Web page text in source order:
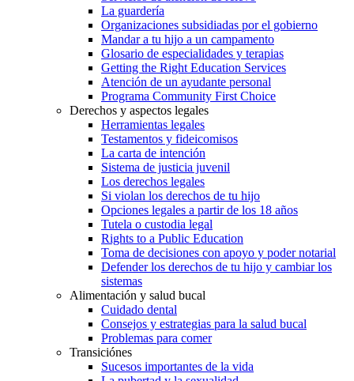
La guardería
Organizaciones subsidiadas por el gobierno
Mandar a tu hijo a un campamento
Glosario de especialidades y terapias
Getting the Right Education Services
Atención de un ayudante personal
Programa Community First Choice
Derechos y aspectos legales
Herramientas legales
Testamentos y fideicomisos
La carta de intención
Sistema de justicia juvenil
Los derechos legales
Si violan los derechos de tu hijo
Opciones legales a partir de los 18 años
Tutela o custodia legal
Rights to a Public Education
Toma de decisiones con apoyo y poder notarial
Defender los derechos de tu hijo y cambiar los
sistemas
Alimentación y salud bucal
Cuidado dental
Consejos y estrategias para la salud bucal
Problemas para comer
Transiciónes
Sucesos importantes de la vida